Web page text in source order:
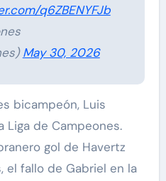
q6ZBENYFJb
May 30, 2026
bicampeón, Luis
Liga de Campeones.
gol de Havertz
el fallo de Gabriel en la